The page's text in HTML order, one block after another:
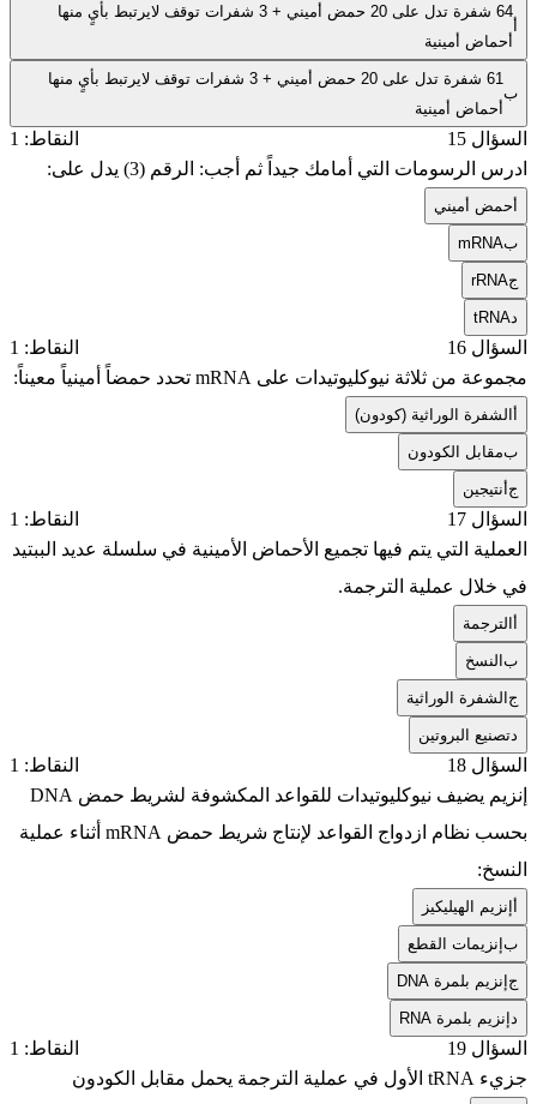
64 شفرة تدل على 20 حمض أميني + 3 شفرات توقف لايرتبط بأيٍ منها
أحماض أمينية
ب
61 شفرة تدل على 20 حمض أميني + 3 شفرات توقف لايرتبط بأيٍ منها
أحماض أمينية
السؤال 15
النقاط: 1
ادرس الرسومات التي أمامك جيداً ثم أجب: الرقم (3) يدل على:
حمض أميني
بmRNA
جrRNA
tRNA
السؤال 16
النقاط: 1
مجموعة من ثلاثة نيوكليوتيدات على mRNA تحدد حمضاً أمينياً معيناً:
الشفرة الوراثية (كودون)
بمقابل الكودون
جأنتيجين
السؤال 17
النقاط: 1
العملية التي يتم فيها تجميع الأحماض الأمينية في سلسلة عديد الببتيد
في خلال عملية الترجمة.
الترجمة
بالنسخ
جالشفرة الوراثية
تصنيع البروتين
السؤال 18
النقاط: 1
إنزيم يضيف نيوكليوتيدات للقواعد المكشوفة لشريط حمض DNA
بحسب نظام ازدواج القواعد لإنتاج شريط حمض mRNA أثناء عملية
النسخ:
إنزيم الهيليكيز
بإنزيمات القطع
جإنزيم بلمرة DNA
إنزيم بلمرة RNA
السؤال 19
النقاط: 1
جزيء tRNA الأول في عملية الترجمة يحمل مقابل الكودون